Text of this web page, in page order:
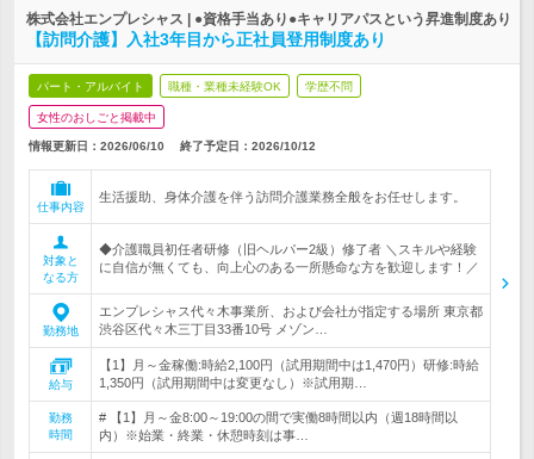
株式会社エンプレシャス | ●資格手当あり●キャリアパスという昇進制度あり
【訪問介護】入社3年目から正社員登用制度あり
パート・アルバイト 職種・業種未経験OK 学歴不問
女性のおしごと掲載中
情報更新日：2026/06/10 終了予定日： 2026/10/12
仕事内容
生活援助、身体介護を伴う訪問介護業務全般をお任せします。
対象と
なる方
◆介護職員初任者研修（旧ヘルパー2級）修了者 ＼スキルや経験
に自信が無くても、向上心のある一所懸命な方を歓迎します！／
勤務地
エンプレシャス代々木事業所、および会社が指定する場所 東京都
渋谷区代々木三丁目33番10号 メゾン…
給与
【1】月～金稼働:時給2,100円（試用期間中は1,470円）研修:時給
1,350円（試用期間中は変更なし）※試用期…
勤務
時間
# 【1】月～金8:00～19:00の間で実働8時間以内（週18時間以
内）※始業・終業・休憩時刻は事…